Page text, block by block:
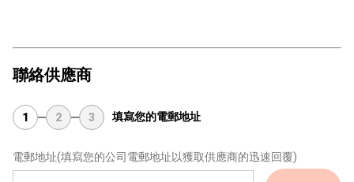
聯絡供應商
1 2 3 填寫您的電郵地址
電郵地址(填寫您的公司電郵地址以獲取供應商的迅速回覆)